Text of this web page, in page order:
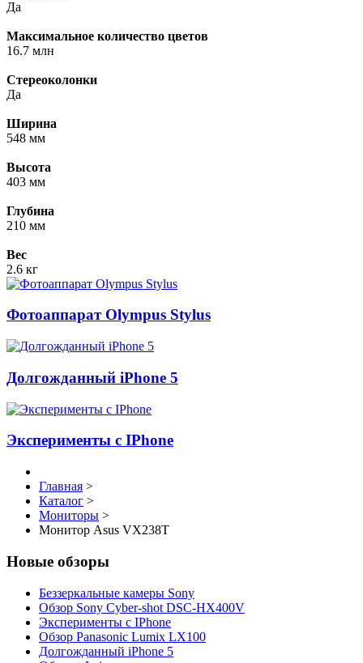
Да
Максимальное количество цветов
16.7 млн
Стереоколонки
Да
Ширина
548 мм
Высота
403 мм
Глубина
210 мм
Вес
2.6 кг
Фотоаппарат Olympus Stylus
Долгожданный iPhone 5
Эксперименты с IPhone
Главная >
Каталог >
Мониторы >
Монитор Asus VX238T
Новые обзоры
Беззеркальные камеры Sony
Обзор Sony Cyber-shot DSC-HX400V
Эксперименты с IPhone
Обзор Panasonic Lumix LX100
Долгожданный iPhone 5